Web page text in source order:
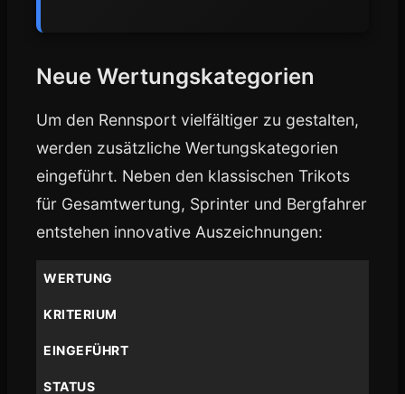
Neue Wertungskategorien
Um den Rennsport vielfältiger zu gestalten,
werden zusätzliche Wertungskategorien
eingeführt. Neben den klassischen Trikots
für Gesamtwertung, Sprinter und Bergfahrer
entstehen innovative Auszeichnungen:
WERTUNG
KRITERIUM
EINGEFÜHRT
STATUS